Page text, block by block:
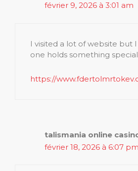
février 9, 2026 à 3:01 am
I visited a lot of website but
one holds something
https://
talismania online
février 18, 2026 à 6:07 pm